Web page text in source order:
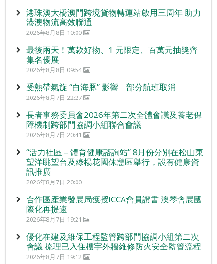
港珠澳大橋澳門跨境貨物轉運站啟用三周年 助力
港澳物流高效聯通
2026年8月8日 10:00
最後兩天！萬款好物、1 元限定、百萬元抽獎齊
集名優展
2026年8月8日 09:54
受熱帶氣旋 “白海豚” 影響 部分航班取消
2026年8月7日 22:27
長者事務委員會2026年第二次全體會議及養老保
障機制跨部門協調小組聯合會議
2026年8月7日 20:41
“活力社區 – 體育健康諮詢站” 8月份分別在松山東
望洋眺望台及綠楊花園休憩區舉行，設有健康資
訊推廣
2026年8月7日 20:00
合作區產業發展局獲授ICCA會員證書 澳琴會展國
際化再提速
2026年8月7日 19:21
優化在建及維保工程監管跨部門協調小組第二次
會議 梳理已入住樓宇外牆維修防火安全監管流程
2026年8月7日 19:12